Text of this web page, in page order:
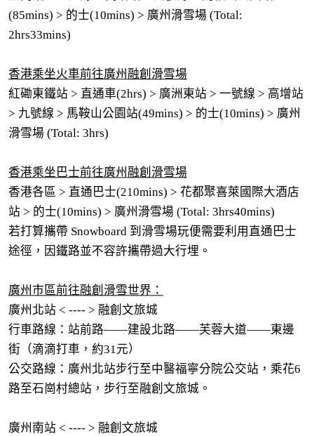
(85mins) > 的士(10mins) > 廣州滑雪場 (Total:
2hrs33mins)
香港乘坐火車前往廣州融創滑雪場
紅磡東鐵站 > 直通車(2hrs) > 廣洲東站 > 一號線 > 高增站
> 九號線 > 馬鞍山公園站(49mins) > 的士(10mins) > 廣州
滑雪場 (Total: 3hrs)
香港乘坐巴士前往廣州融創滑雪場
香港各區 > 直通巴士(210mins) > 花都聚喜萊國際大酒店
站 > 的士(10mins) > 廣州滑雪場 (Total: 3hrs40mins)
若打算攜帶 Snowboard 到滑雪場玩便需要利用直通巴士
途徑，因鐵路並不容許攜帶過大行埋。
廣州市區前往融創滑雪世界：
廣州北站 < ---- > 融創文旅城
行車路線：站前路——建設北路——芙蓉大道——東邊
街（滴滴打車，約31元）
公交路線：廣州北站步行至中醫福寧分院公交站，乘花6
路至石崗村總站，步行至融創文旅城。
廣州南站 < ---- > 融創文旅城